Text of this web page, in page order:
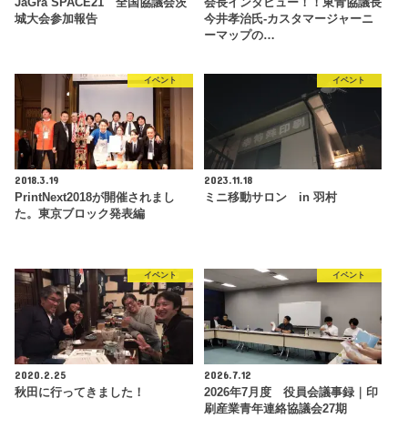
JaGra SPACE21 全国協議会茨
城大会参加報告
会長インタビュー！！東青協議長
今井孝治氏-カスタマージャーニ
ーマップの…
イベント
2018.3.19
PrintNext2018が開催されまし
た。東京ブロック発表編
イベント
2023.11.18
ミニ移動サロン in 羽村
イベント
2020.2.25
秋田に行ってきました！
イベント
2026.7.12
2026年7月度 役員会議事録｜印
刷産業青年連絡協議会27期